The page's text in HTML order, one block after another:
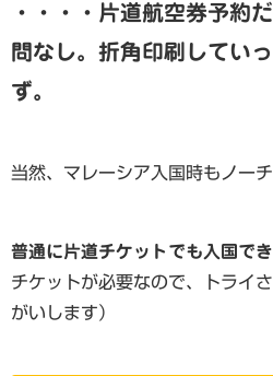
・・・・片道航空券予約
問なし。折角印刷してい
ず。
当然、マレーシア入国時もノーチ
普通に片道チケットでも入国で
チケットが必要なので、トライ
がいします）